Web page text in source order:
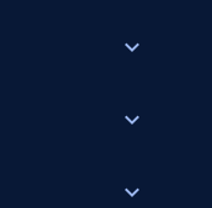
expand_more
expand_more
expand_more